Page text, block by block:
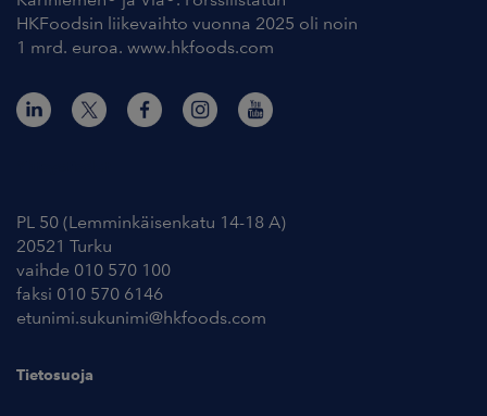
HKFoodsin liikevaihto vuonna 2025 oli noin
1 mrd. euroa. www.hkfoods.com
PL 50 (Lemminkäisenkatu 14-18 A)
20521 Turku
vaihde 010 570 100
faksi 010 570 6146
etunimi.sukunimi@hkfoods.com
Tietosuoja